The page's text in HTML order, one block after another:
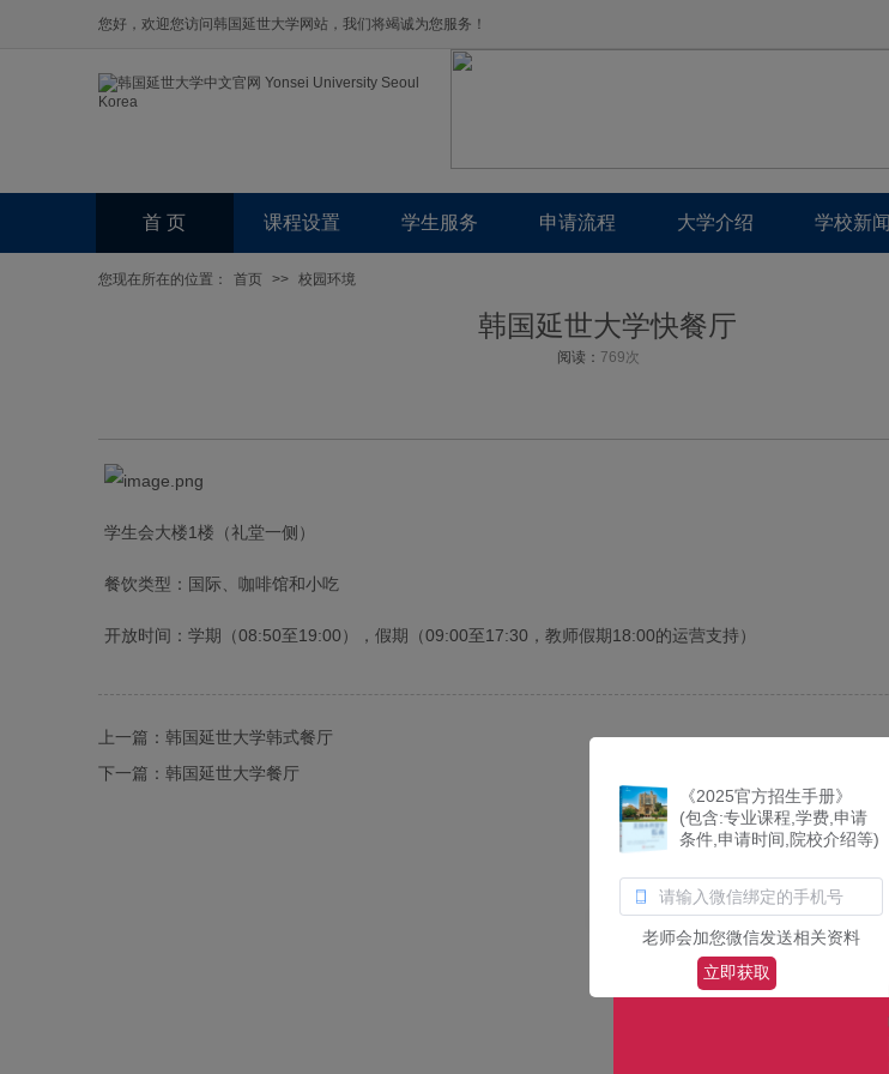
您好，欢迎您访问韩国延世大学网站，我们将竭诚为您服务！
首 页 课程设置 学生服务 申请流程 大学介绍 学校新闻
您现在所在的位置： 首页 >> 校园环境
韩国延世大学快餐厅
阅读： 769次
学生会大楼1楼（礼堂一侧）
餐饮类型：国际、咖啡馆和小吃
开放时间：学期（08:50至19:00），假期（09:00至17:30，教师假期18:00的运营支持）
上一篇： 韩国延世大学韩式餐厅
下一篇： 韩国延世大学餐厅
《2025官方招生手册》
(包含:专业课程,学费,申请
条件,申请时间,院校介绍等)
老师会加您微信发送相关资料
立即获取